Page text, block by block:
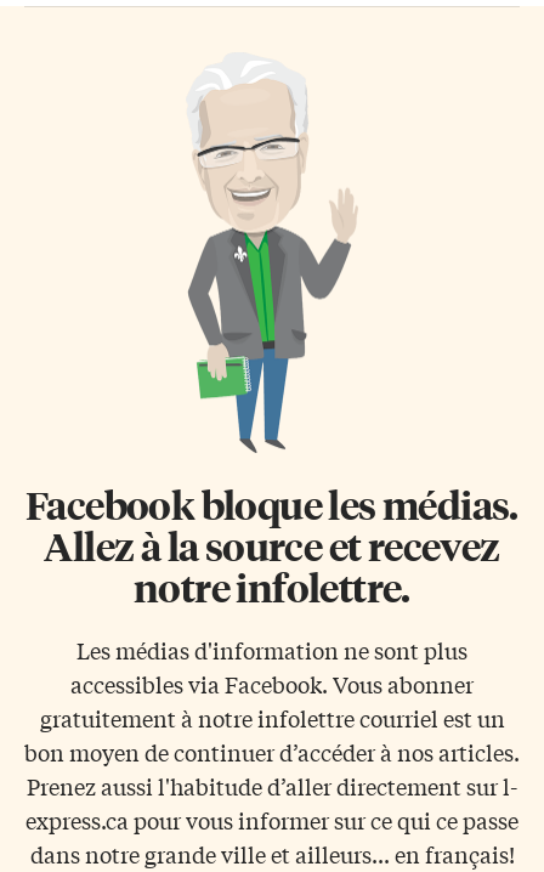
Facebook bloque les médias.
Allez à la source et recevez
notre infolettre.
Les médias d'information ne sont plus
accessibles via Facebook. Vous abonner
gratuitement à notre infolettre courriel est un
bon moyen de continuer d’accéder à nos articles.
Prenez aussi l'habitude d’aller directement sur l-
express.ca pour vous informer sur ce qui ce passe
dans notre grande ville et ailleurs... en français!